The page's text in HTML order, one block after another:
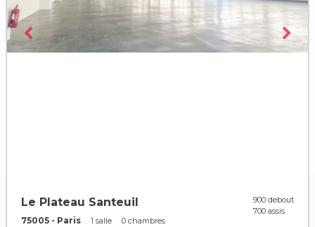
Le Plateau Santeuil
75005 - Paris 1 salle 0 chambres
900 debout
700 assis